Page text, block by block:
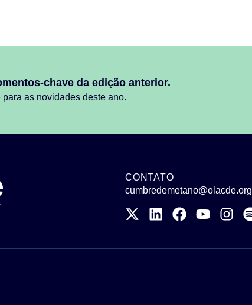
chave da edição anterior.
as novidades deste ano.
CONTATO
cumbredemetano@olacde.org